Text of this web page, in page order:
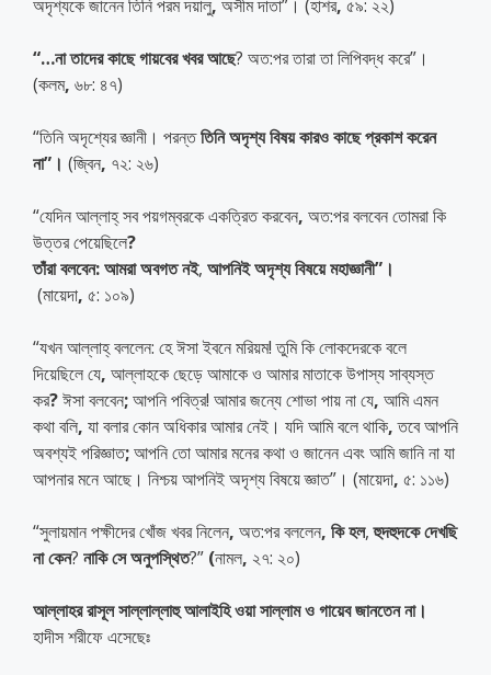
অদৃশ্যকে জানেন তিনি পরম দয়ালু, অসীম দাতা”। (হাশর, ৫৯: ২২)
“…নাতাদেরকাছেগায়বেরখবরআছে? অত:পর তারা তা লিপিবদ্ধ করে”।
(কলম, ৬৮: ৪৭)
“তিনি অদৃশ্যের জ্ঞানী। পরন্ততিনিঅদৃশ্যবিষয়কারওকাছেপ্রকাশকরেন
না” । (জ্বিন, ৭২: ২৬)
“যেদিন আল্লাহ্ সব পয়গম্বরকে একত্রিত করবেন, অত:পর বলবেন তোমরা কি
উত্তর পেয়েছিলে?
তাঁরাবলবেন:আমরাঅবগতনই, আপনিইঅদৃশ্যবিষয়েমহাজ্ঞানী” ।
(মায়েদা, ৫: ১০৯)
“যখন আল্লাহ্ বললেন: হে ঈসা ইবনে মরিয়ম! তুমি কি লোকদেরকে বলে
দিয়েছিলে যে, আল্লাহকে ছেড়ে আমাকে ও আমার মাতাকে উপাস্য সাব্যস্ত
কর?ঈসা বলবেন;আপনি পবিত্র! আমার জন্যে শোভা পায় না যে, আমি এমন
কথা বলি, যা বলার কোন অধিকার আমার নেই। যদি আমি বলে থাকি,তবে আপনি
অবশ্যই পরিজ্ঞাত;আপনি তো আমার মনের কথা ও জানেন এবং আমি জানি না যা
আপনার মনে আছে। নিশ্চয় আপনিই অদৃশ্য বিষয়ে জ্ঞাত”। (মায়েদা, ৫: ১১৬)
“সুলায়মান পক্ষীদের খোঁজ খবর নিলেন, অত:পর বললেন, কিহল,হুদহুদকেদেখছি
নাকেন? নাকিসেঅনুপস্থিত?” (নামল, ২৭: ২০)
আল্লাহররাসূলসাল্লাল্লাহুআলাইহিওয়াসাল্লামওগায়েবজানতেননা।
হাদীস শরীফে এসেছেঃ